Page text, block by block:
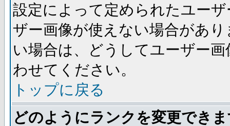
設定によって定められたユー
ザー画像が使えない場合があ
い場合は、どうしてユーザー
わせてください。
トップに戻る
どのようにランクを変更でき